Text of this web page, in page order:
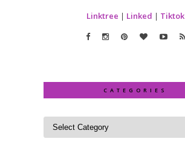
Linktree | Linked | Tiktok
CATEGORIES